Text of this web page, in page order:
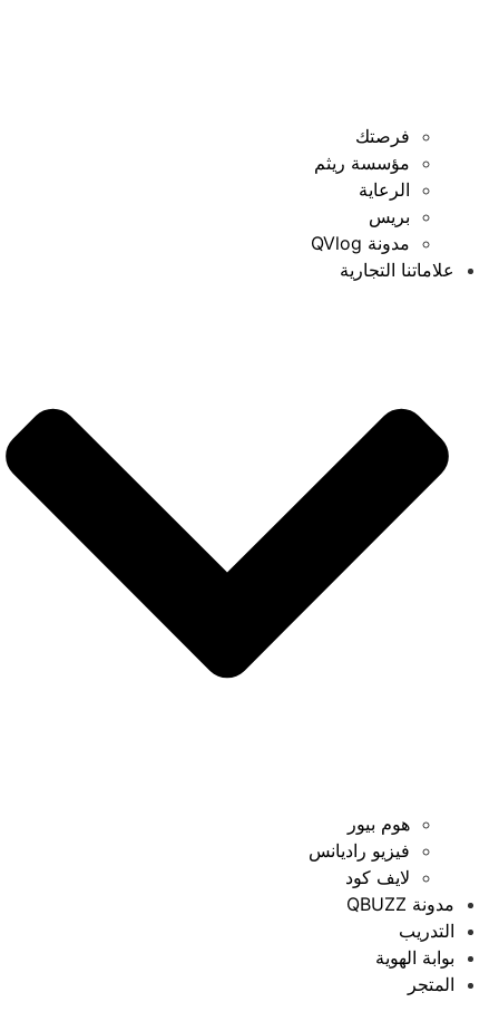
فرصتك
مؤسسة ريثم
الرعاية
بريس
مدونة QVlog
علاماتنا التجارية
هوم بيور
فيزيو راديانس
لايف كود
مدونة QBUZZ
التدريب
بوابة الهوية
المتجر